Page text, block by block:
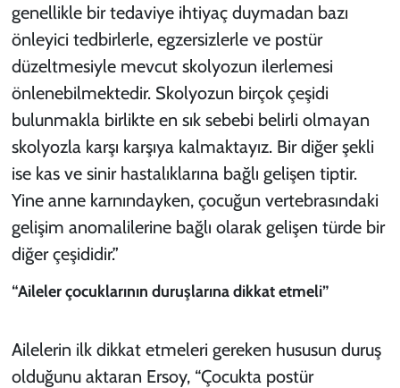
genellikle bir tedaviye ihtiyaç duymadan bazı
önleyici tedbirlerle, egzersizlerle ve postür
düzeltmesiyle mevcut skolyozun ilerlemesi
önlenebilmektedir. Skolyozun birçok çeşidi
bulunmakla birlikte en sık sebebi belirli olmayan
skolyozla karşı karşıya kalmaktayız. Bir diğer şekli
ise kas ve sinir hastalıklarına bağlı gelişen tiptir.
Yine anne karnındayken, çocuğun vertebrasındaki
gelişim anomalilerine bağlı olarak gelişen türde bir
diğer çeşididir.”
“Aileler çocuklarının duruşlarına dikkat etmeli”
Ailelerin ilk dikkat etmeleri gereken hususun duruş
olduğunu aktaran Ersoy, “Çocukta postür